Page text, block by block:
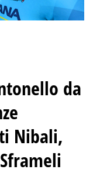
da
Nibali,